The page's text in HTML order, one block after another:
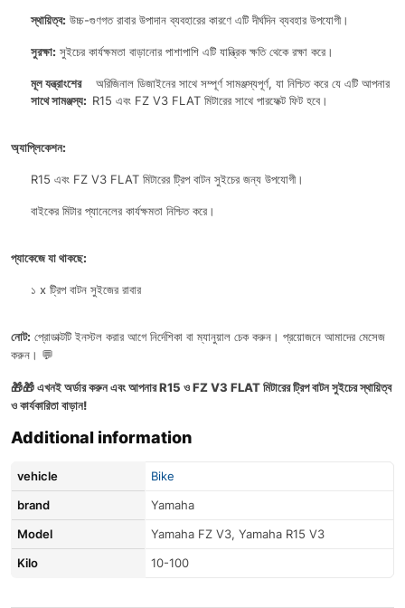
স্থায়িত্ব: উচ্চ-গুণগত রাবার উপাদান ব্যবহারের কারণে এটি দীর্ঘদিন ব্যবহার উপযোগী।
সুরক্ষা: সুইচের কার্যক্ষমতা বাড়ানোর পাশাপাশি এটি যান্ত্রিক ক্ষতি থেকে রক্ষা করে।
মূল যন্ত্রাংশের
সাথে সামঞ্জস্য:
অরিজিনাল ডিজাইনের সাথে সম্পূর্ণ সামঞ্জস্যপূর্ণ, যা নিশ্চিত করে যে এটি আপনার
R15 এবং FZ V3 FLAT মিটারের সাথে পারফেক্ট ফিট হবে।
অ্যাপ্লিকেশন:
R15 এবং FZ V3 FLAT মিটারের ট্রিপ বাটন সুইচের জন্য উপযোগী।
বাইকের মিটার প্যানেলের কার্যক্ষমতা নিশ্চিত করে।
প্যাকেজে যা থাকছে:
১ x ট্রিপ বাটন সুইজের রাবার
নোট: প্রোডাক্টটি ইনস্টল করার আগে নির্দেশিকা বা ম্যানুয়াল চেক করুন। প্রয়োজনে আমাদের মেসেজ
করুন। 💬
🎁🎁 এখনই অর্ডার করুন এবং আপনার R15 ও FZ V3 FLAT মিটারের ট্রিপ বাটন সুইচের স্থায়িত্ব
ও কার্যকারিতা বাড়ান!
Additional information
vehicle
Bike
brand
Yamaha
Model
Yamaha FZ V3, Yamaha R15 V3
Kilo
10-100